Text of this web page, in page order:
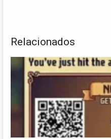
Relacionados